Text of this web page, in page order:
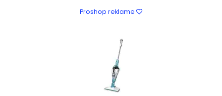
Proshop reklame